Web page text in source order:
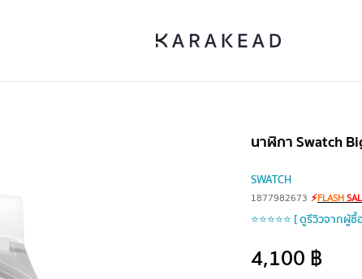
นาฬิกา Swatch
SWATCH
1877982673 ⚡FLASH
⭐⭐⭐⭐⭐ [ ดูรีวิวจากผู้ซื้
4,100฿